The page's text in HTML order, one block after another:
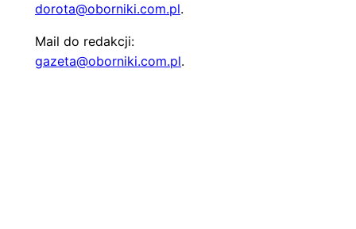
dorota@oborniki.com.pl.
Mail do redakcji:
gazeta@oborniki.com.pl.